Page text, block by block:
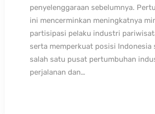
penyelenggaraan sebelumnya.
ini mencerminkan meningkatnya
partisipasi pelaku industri
serta memperkuat posisi Indonesia
salah satu pusat pertumbuhan
perjalanan dan…